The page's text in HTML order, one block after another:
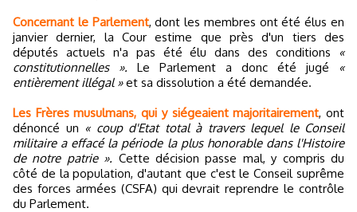
Concernant le Parlement, dont les membres ont été élus en
janvier dernier, la Cour estime que près d'un tiers des
députés actuels n'a pas été élu dans des conditions
«
constitutionnelles ». Le Parlement a donc été jugé
«
entièrement illégal »et sa dissolution a été demandée.
Les Frères musulmans, qui y siégeaient majoritairement, ont
dénoncé un « coup d'Etat total à travers lequel le Conseil
militaire a effacé la période la plus honorable dans l'Histoire
de notre patrie ». Cette décision passe mal, y compris du
côté de la population, d'autant que c'est le Conseil suprême
des forces armées (CSFA) qui devrait reprendre le contrôle
du Parlement.